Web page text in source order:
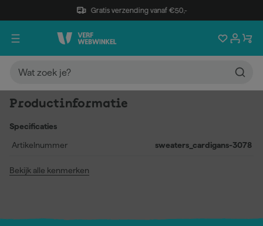
Gratis verzending vanaf €50,-
Productinformatie
Specificaties
Artikelnummer
sweaters_cardigans-3078
Bekijk alle kenmerken